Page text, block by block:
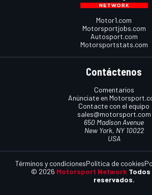
Motor1.com
Motorsportjobs.com
Autosport.com
Motorsportstats.com
Contáctenos
Comentarios
Anúnciate en
Contacte con el equipo
sales@motorsport.com
650 Madison Avenue
New York, NY 10022
USA
© 2026 Motorsport Network
reservados.
Términos y condicionesPolítica de cookies